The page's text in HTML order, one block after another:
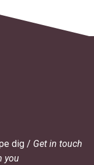
dig / Get in touch
you